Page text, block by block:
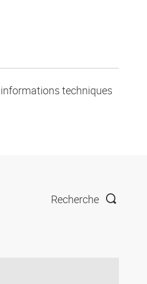
techniques
Recherche